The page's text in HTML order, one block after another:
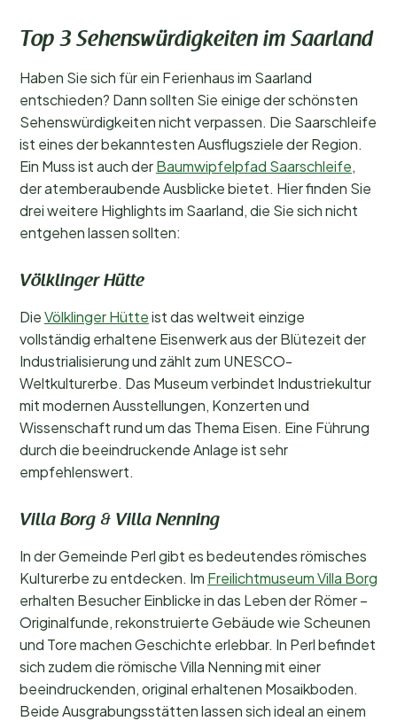
Top 3 Sehenswürdigkeiten im Saarland
Haben Sie sich für ein Ferienhaus im Saarland
entschieden? Dann sollten Sie einige der schönsten
Sehenswürdigkeiten nicht verpassen. Die Saarschleife
ist eines der bekanntesten Ausflugsziele der Region.
Ein Muss ist auch derBaumwipfelpfad Saarschleife,
der atemberaubende Ausblicke bietet. Hier finden Sie
drei weitere Highlights im Saarland, die Sie sich nicht
entgehen lassen sollten:
Völklinger Hütte
DieVölklinger Hütteist das weltweit einzige
vollständig erhaltene Eisenwerk aus der Blütezeit der
Industrialisierung und zählt zum UNESCO-
Weltkulturerbe. Das Museum verbindet Industriekultur
mit modernen Ausstellungen, Konzerten und
Wissenschaft rund um das Thema Eisen. Eine Führung
durch die beeindruckende Anlage ist sehr
empfehlenswert.
Villa Borg & Villa Nenning
In der Gemeinde Perl gibt es bedeutendes römisches
Kulturerbe zu entdecken. Im Freilichtmuseum Villa Borg
erhalten Besucher Einblicke in das Leben der Römer –
Originalfunde, rekonstruierte Gebäude wie Scheunen
und Tore machen Geschichte erlebbar. In Perl befindet
sich zudem die römische Villa Nenning mit einer
beeindruckenden, original erhaltenen Mosaikboden.
Beide Ausgrabungsstätten lassen sich ideal an einem